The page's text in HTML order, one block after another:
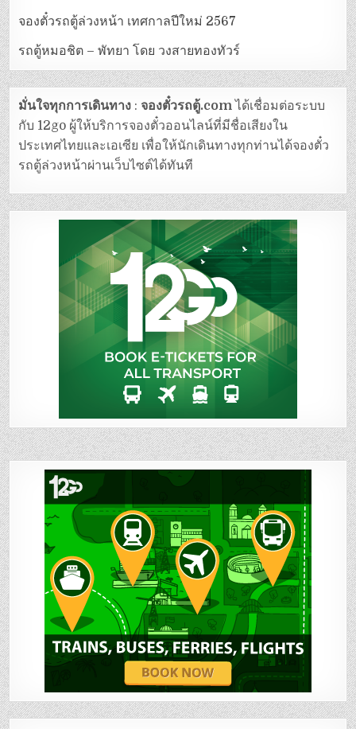
จองตั๋วรถตู้ล่วงหน้า เทศกาลปีใหม่ 2567
รถตู้หมอชิต – พัทยา โดย วงสายทองทัวร์
มั่นใจทุกการเดินทาง :จองตั๋วรถตู้.comได้เชื่อมต่อระบบ
กับ 12go ผู้ให้บริการจองตั๋วออนไลน์ที่มีชื่อเสียงใน
ประเทศไทยและเอเซีย เพื่อให้นักเดินทางทุกท่านได้จองตั๋ว
รถตู้ล่วงหน้าผ่านเว็บไซต์ได้ทันที